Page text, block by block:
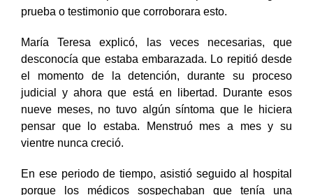
lanzado el cuerpo a la fosa séptica, sin ninguna
prueba o testimonio que corroborara esto.
María Teresa explicó, las veces necesarias, que
desconocía que estaba embarazada. Lo repitió desde
el momento de la detención, durante su proceso
judicial y ahora que está en libertad. Durante esos
nueve meses, no tuvo algún síntoma que le hiciera
pensar que lo estaba. Menstruó mes a mes y su
vientre nunca creció.
En ese periodo de tiempo, asistió seguido al hospital